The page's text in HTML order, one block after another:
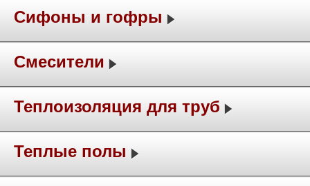
Сифоны и гофры
Смесители
Теплоизоляция для труб
Теплые полы